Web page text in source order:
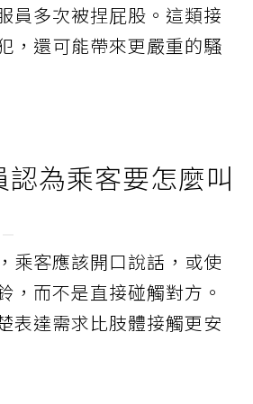
員多次被捏屁股。這類接
，還可能帶來更嚴重的騷
認為乘客要怎麼叫
乘客應該開口說話，或使
，而不是直接碰觸對方。
表達需求比肢體接觸更安